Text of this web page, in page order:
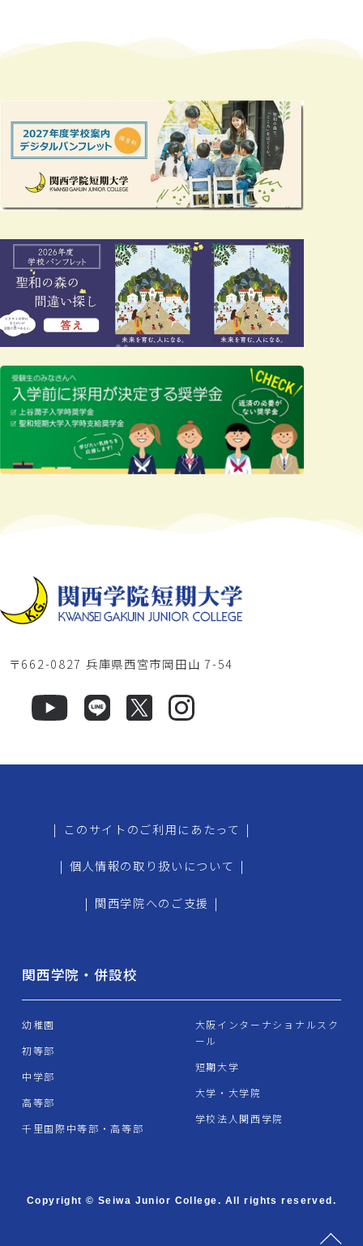
〒662-0827 兵庫県西宮市岡田山 7-54
| このサイトのご利用にあたって |
| 個人情報の取り扱いについて |
| 関西学院へのご支援 |
関西学院・併設校
幼稚園
初等部
中学部
高等部
千里国際中等部・高等部
大阪インターナショナルスク
ール
短期大学
大学・大学院
学校法人関西学院
Copyright © Seiwa Junior College. All rights reserved.